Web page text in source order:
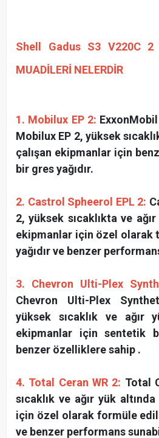
Shell Gadus S3 V220C 2
MUADİLERİ NELERDİR
1. Mobilux EP 2:
Mobilux EP 2, yüksek
çalışan ekipmanlar için
bir gres yağıdır.
2. Castrol Spheerol EPL 2:
2, yüksek sıcaklıkta ve
ekipmanlar için özel olarak
yağıdır ve benzer
3. Chevron Ulti-Plex
Chevron Ulti-Plex
yüksek sıcaklık ve ağır
ekipmanlar için sentetik
benzer özelliklere sahip .
4. Total Ceran WR 2: Total
sıcaklık ve ağır yük
için özel olarak formüle
ve benzer performans